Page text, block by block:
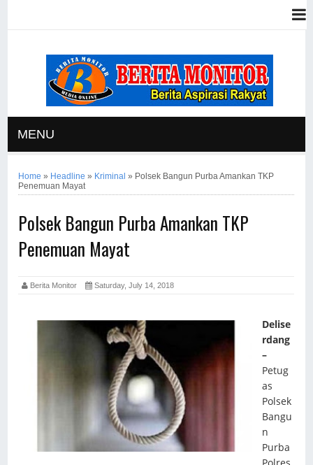
MENU
Home » Headline » Kriminal » Polsek Bangun Purba Amankan TKP
Penemuan Mayat
Polsek Bangun Purba Amankan TKP
Penemuan Mayat
Berita Monitor Saturday, July 14, 2018
Delise
rdang
–
Petug
as
Polsek
Bangu
n
Purba
Polres